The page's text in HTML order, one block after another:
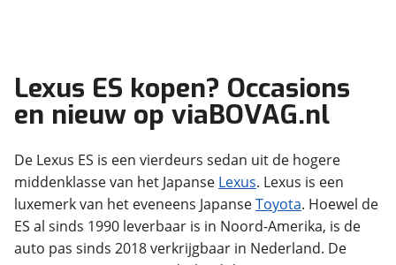
Lexus ES kopen? Occasions
en nieuw op viaBOVAG.nl
De Lexus ES is een vierdeurs sedan uit de hogere
middenklasse van het Japanse Lexus. Lexus is een
luxemerk van het eveneens JapanseToyota. Hoewel de
ES al sinds 1990 leverbaar is in Noord-Amerika, is de
auto pas sinds 2018 verkrijgbaar in Nederland. De